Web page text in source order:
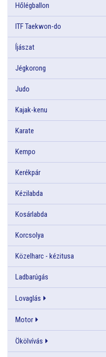
Hőlégballon
ITF Taekwon-do
Íjászat
Jégkorong
Judo
Kajak-kenu
Karate
Kempo
Kerékpár
Kézilabda
Kosárlabda
Korcsolya
Közelharc - kézitusa
Ladbarúgás
Lovaglás
Motor
Ökölvívás